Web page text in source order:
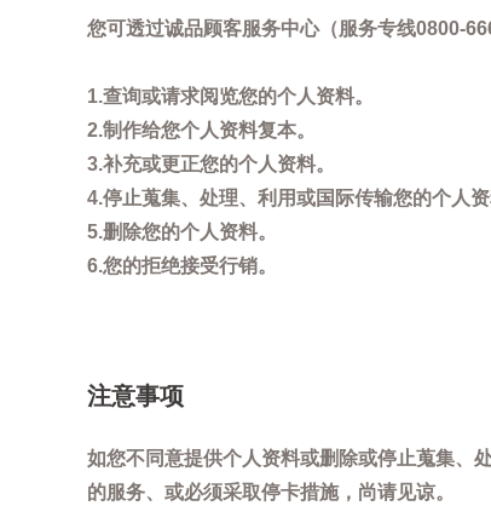
您可透过诚品顾客服务中心（服务专线0800-
1.查询或请求阅览您的个人资料。
2.制作给您个人资料复本。
3.补充或更正您的个人资料。
4.停止蒐集、处理、利用或国际传输您的个人资
5.删除您的个人资料。
6.您的拒绝接受行销。
注意事项
如您不同意提供个人资料或删除或停止蒐集、
的服务、或必须采取停卡措施，尚请见谅。